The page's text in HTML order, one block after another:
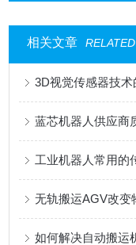
相关文章
3D视觉传感器技
蓝芯机器人供应商
工业机器人常用的
无轨搬运AGV改变
如何解决自动搬运